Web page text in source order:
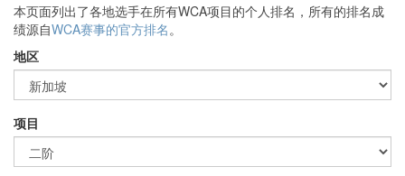
本页面列出了各地选手在所有WCA项目的个人排名，所有的排名成
绩源自WCA赛事的官方排名 。
地区
项目